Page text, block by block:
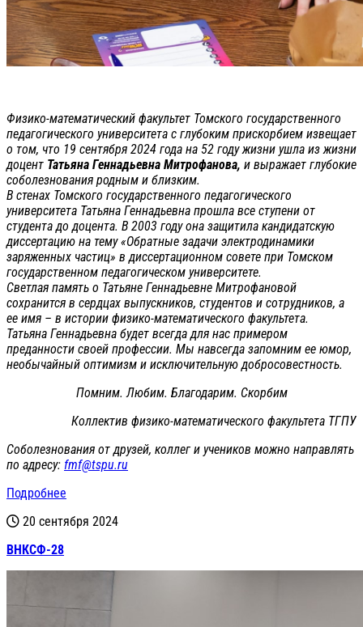
Физико-математический факультет Томского государственного
педагогического университета с глубоким прискорбием извещает
о том, что 19 сентября 2024 года на 52 году жизни ушла из жизни
доцент Татьяна Геннадьевна Митрофанова, и выражает глубокие
соболезнования родным и близким.
В стенах Томского государственного педагогического
университета Татьяна Геннадьевна прошла все ступени от
студента до доцента. В 2003 году она защитила кандидатскую
диссертацию на тему «Обратные задачи электродинамики
заряженных частиц» в диссертационном совете при Томском
государственном педагогическом университете.
Светлая память о Татьяне Геннадьевне Митрофановой
сохранится в сердцах выпускников, студентов и сотрудников, а
ее имя – в истории физико-математического факультета.
Татьяна Геннадьевна будет всегда для нас примером
преданности своей профессии. Мы навсегда запомним ее юмор,
необычайный оптимизм и исключительную добросовестность.
Помним. Любим. Благодарим. Скорбим
Коллектив физико-математического факультета ТГПУ
Соболезнования от друзей, коллег и учеников можно направлять
по адресу: fmf@tspu.ru
Подробнее
20 сентября 2024
ВНКСФ-28